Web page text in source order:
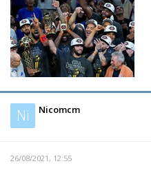
Ni Nicomcm
26/08/2021, 12:55